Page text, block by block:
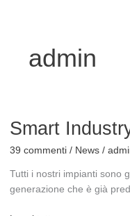
admin
Smart
39 commenti / News/
Tutti i nostri impianti sono
generazione che è già
Smart
Industry
4.0